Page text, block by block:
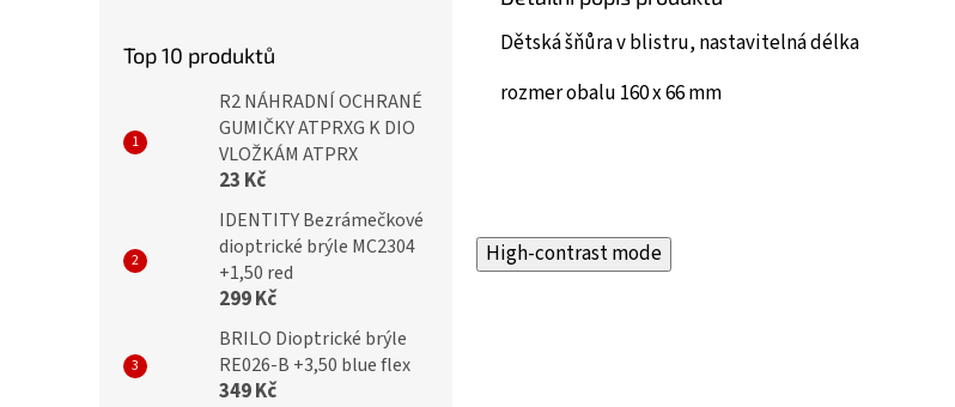
Top 10 produktů
R2 NÁHRADNÍ OCHRANÉ
GUMIČKY ATPRXG K DIO
VLOŽKÁM ATPRX
23 Kč
IDENTITY Bezrámečkové
dioptrické brýle MC2304
+1,50 red
299 Kč
BRILO Dioptrické brýle
RE026-B +3,50 blue flex
349 Kč
Dětská šňůra v blistru, nastavitelná délka
rozmer obalu 160 x 66 mm
High-contrast mode